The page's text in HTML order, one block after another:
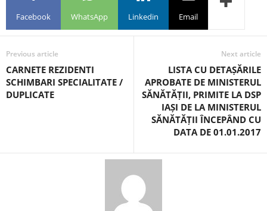
Facebook WhatsApp Linkedin Email
Previous article
CARNETE REZIDENTI
SCHIMBARI SPECIALITATE /
DUPLICATE
Next article
LISTA CU DETAȘĂRILE
APROBATE DE MINISTERUL
SĂNĂTĂȚII, PRIMITE LA DSP
IAȘI DE LA MINISTERUL
SĂNĂTĂȚII ÎNCEPÂND CU
DATA DE 01.01.2017